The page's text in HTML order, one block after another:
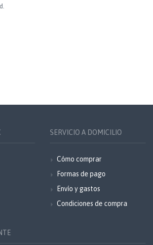
SERVICIO A DOMICILIO
Cómo comprar
Formas de pago
Envío y gastos
Condiciones de compra